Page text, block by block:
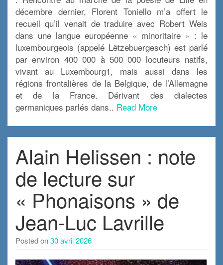
décembre dernier, Florent Toniello m’a offert le
recueil qu’il venait de traduire avec Robert Weis
dans une langue européenne « minoritaire » : le
luxembourgeois (appelé Lëtzebuergesch) est parlé
par environ 400 000 à 500 000 locuteurs natifs,
vivant au Luxembourg1, mais aussi dans les
régions frontalières de la Belgique, de l’Allemagne
et de la France. Dérivant des dialectes
germaniques parlés dans.. Read More
Alain Helissen : note
de lecture sur
« Phonaisons » de
Jean-Luc Lavrille
Posted on30 avril 2026